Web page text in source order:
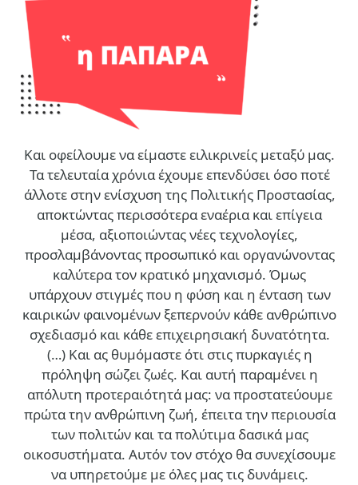
Και οφείλουμε να είμαστε ειλικρινείς μεταξύ μας.
Τα τελευταία χρόνια έχουμε επενδύσει όσο ποτέ
άλλοτε στην ενίσχυση της Πολιτικής Προστασίας,
αποκτώντας περισσότερα εναέρια και επίγεια
μέσα, αξιοποιώντας νέες τεχνολογίες,
προσλαμβάνοντας προσωπικό και οργανώνοντας
καλύτερα τον κρατικό μηχανισμό. Όμως
υπάρχουν στιγμές που η φύση και η ένταση των
καιρικών φαινομένων ξεπερνούν κάθε ανθρώπινο
σχεδιασμό και κάθε επιχειρησιακή δυνατότητα.
(…) Και ας θυμόμαστε ότι στις πυρκαγιές η
πρόληψη σώζει ζωές. Και αυτή παραμένει η
απόλυτη προτεραιότητά μας: να προστατεύουμε
πρώτα την ανθρώπινη ζωή, έπειτα την περιουσία
των πολιτών και τα πολύτιμα δασικά μας
οικοσυστήματα. Αυτόν τον στόχο θα συνεχίσουμε
να υπηρετούμε με όλες μας τις δυνάμεις.